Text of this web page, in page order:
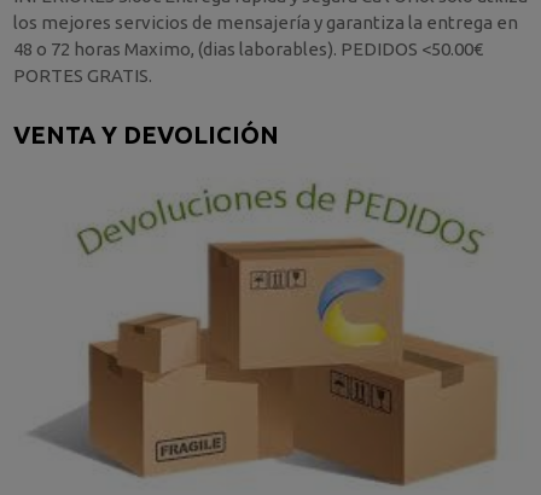
los mejores servicios de mensajería y garantiza la entrega en
48 o 72 horas Maximo, (dias laborables). PEDIDOS <50.00€
PORTES GRATIS.
VENTA Y DEVOLICIÓN